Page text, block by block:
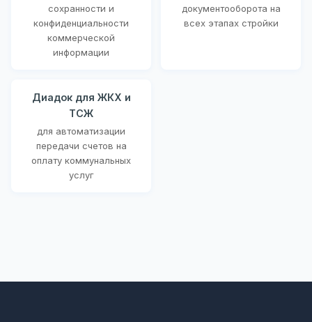
сохранности и
конфиденциальности
коммерческой
информации
документооборота на
всех этапах стройки
Диадок для ЖКХ и
ТСЖ
для автоматизации
передачи счетов на
оплату коммунальных
услуг